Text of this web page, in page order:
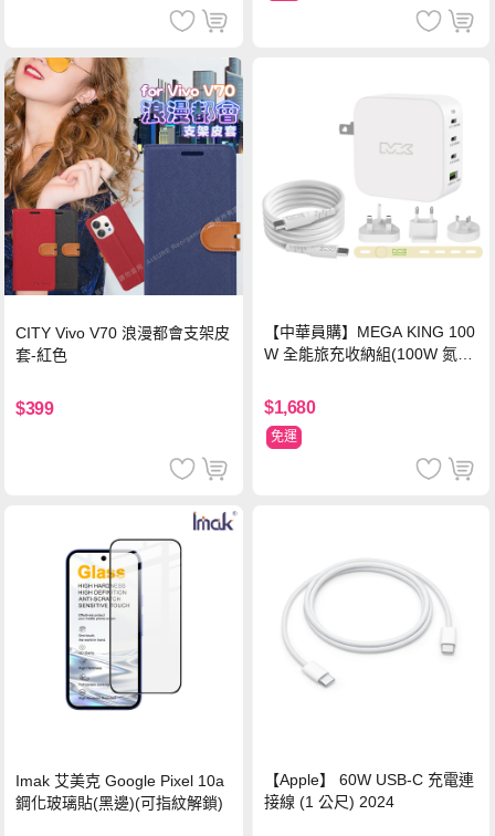
CITY Vivo V70 浪漫都會支架皮
套-紅色
$399
【中華員購】MEGA KING 100
W 全能旅充收納組(100W 氮化
萬國轉接器)
$1,680
免運
Imak 艾美克 Google Pixel 10a
鋼化玻璃貼(黑邊)(可指紋解鎖)
【Apple】 60W USB-C 充電連
接線 (1 公尺) 2024